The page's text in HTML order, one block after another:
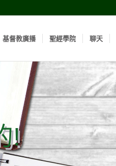
基督教廣播 聖經學院 聊天
!
!